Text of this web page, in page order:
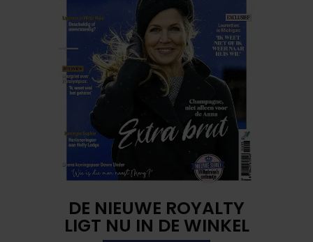
DE NIEUWE ROYALTY
LIGT NU IN DE WINKEL